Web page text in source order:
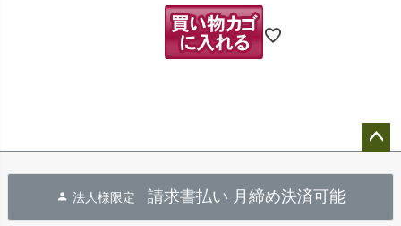
へ
法人様限定 請求書払い 月締め決済可能